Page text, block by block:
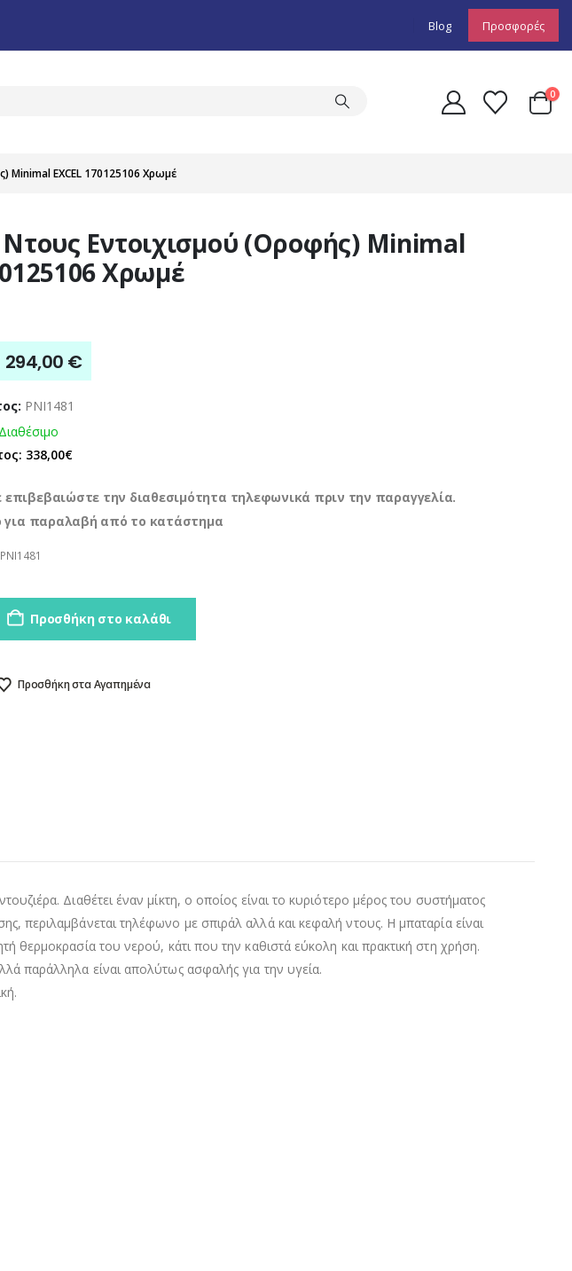
Blog Προσφορές
0
EXCEL 170125106 Χρωμέ
Εντοιχισμού (Οροφής) Minimal
Χρωμέ
294,00 €
PNI1481
Διαθέσιμο
338,00€
την διαθεσιμότητα τηλεφωνικά πριν την παραγγελία.
για παραλαβή από το κατάστημα
PNI1481
Προσθήκη στο καλάθι
Προσθήκη στα Αγαπημένα
Διαθέτει έναν μίκτη, ο οποίος είναι το κυριότερο μέρος του συστήματος
περιλαμβάνεται τηλέφωνο με σπιράλ αλλά και κεφαλή ντους. Η μπαταρία είναι
θερμοκρασία του νερού, κάτι που την καθιστά εύκολη και πρακτική στη χρήση.
παράλληλα είναι απολύτως ασφαλής για την υγεία.